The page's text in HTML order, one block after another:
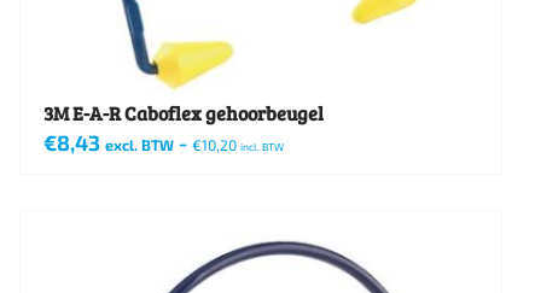
3M E-A-R Caboflex gehoorbeugel
€8,43 excl. BTW - €10,20 incl. BTW